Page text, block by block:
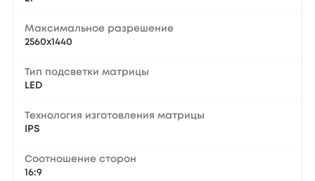
Максимальное разрешение
2560x1440
Тип подсветки матрицы
LED
Технология изготовления матрицы
IPS
Соотношение сторон
16:9